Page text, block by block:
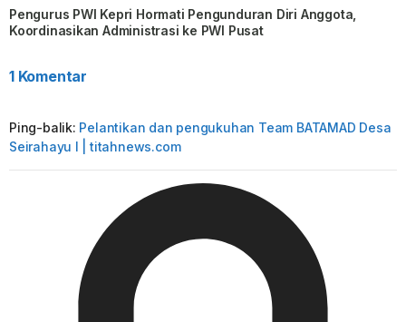
Pengurus PWI Kepri Hormati Pengunduran Diri Anggota,
Koordinasikan Administrasi ke PWI Pusat
1 Komentar
Ping-balik: Pelantikan dan pengukuhan Team BATAMAD Desa
Seirahayu I | titahnews.com